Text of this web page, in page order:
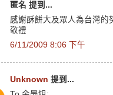
匿名 提到...
感謝酥餅大及眾人為台灣的
敬禮
6/11/2009 8:06 下午
Unknown 提到...